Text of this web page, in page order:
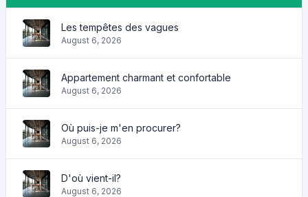
Les tempêtes des vagues
August 6, 2026
Appartement charmant et confortable
August 6, 2026
Où puis-je m'en procurer?
August 6, 2026
D'où vient-il?
August 6, 2026